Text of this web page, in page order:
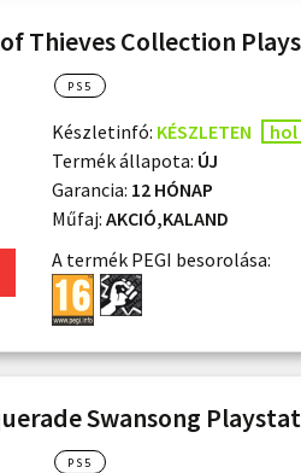
Thieves Collection
PS5
Készletinfó: KÉSZLETEN
hol
Termék állapota: ÚJ
Garancia: 12 HÓNAP
Műfaj: AKCIÓ,KALAND
A termék PEGI besorolása:
Swansong
PS5